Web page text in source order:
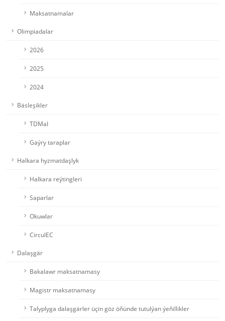
Maksatnamalar
Olimpiadalar
2026
2025
2024
Bäsleşikler
TDMaI
Gaýry taraplar
Halkara hyzmatdaşlyk
Halkara reýtingleri
Saparlar
Okuwlar
CirculEC
Dalaşgär
Bakalawr maksatnamasy
Magistr maksatnamasy
Talyplyga dalaşgärler üçin göz öňünde tutulýan ýeňillikler